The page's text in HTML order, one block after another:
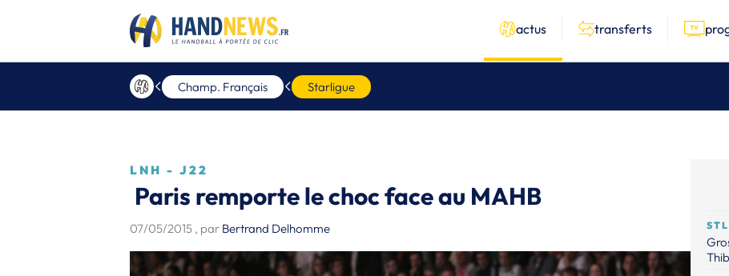
actus transferts
Champ. Français Starligue
LNH - J22
Paris remporte le choc face au MAHB
07/05/2015 , par Bertrand Delhomme STL